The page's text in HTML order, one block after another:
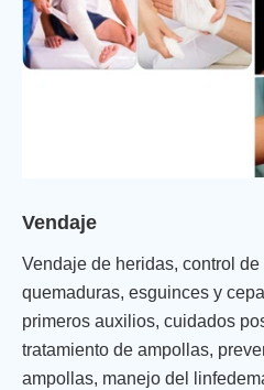
Vendaje
Vendaje de heridas, control de
quemaduras, esguinces y
primeros auxilios, cuidados
tratamiento de ampollas,
ampollas, manejo del